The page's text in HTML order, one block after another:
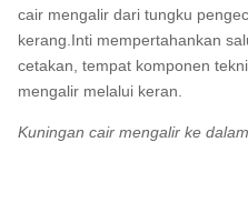
cair mengalir dari tungku
kerang.Inti mempertahankan
cetakan, tempat komponen
mengalir melalui keran.
Kuningan cair mengalir ke